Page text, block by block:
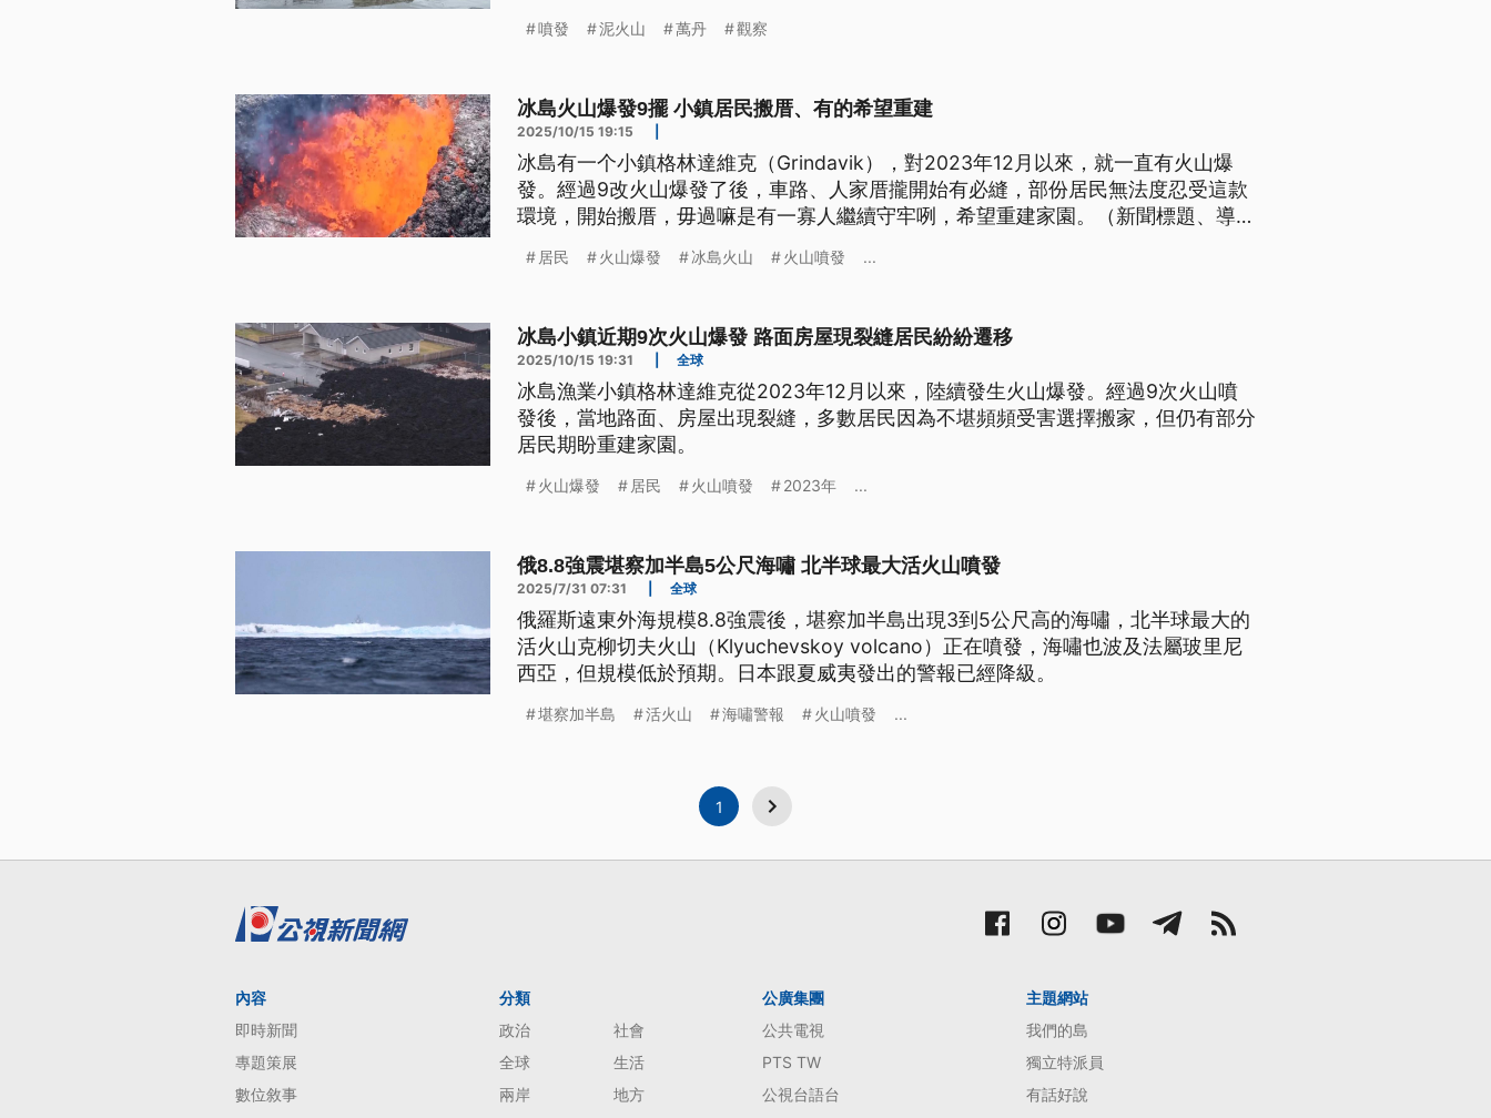
噴發 泥火山 萬丹 觀察
冰島火山爆發9擺 小鎮居民搬厝、有的希望重建
2025/10/15 19:15
冰島有一个小鎮格林達維克（Grindavik），對2023年12月以來，就一直有火山爆
發。經過9改火山爆發了後，車路、人家厝攏開始有必縫，部份居民無法度忍受這款
環境，開始搬厝，毋過嘛是有一寡人繼續守牢咧，希望重建家園。（新聞標題、導言
居民 火山爆發 冰島火山 火山噴發 ...
冰島小鎮近期9次火山爆發 路面房屋現裂縫居民紛紛遷移
2025/10/15 19:31 全球
冰島漁業小鎮格林達維克從2023年12月以來，陸續發生火山爆發。經過9次火山噴
發後，當地路面、房屋出現裂縫，多數居民因為不堪頻頻受害選擇搬家，但仍有部分
居民期盼重建家園。
火山爆發 居民 火山噴發 2023年 ...
俄8.8強震堪察加半島5公尺海嘯 北半球最大活火山噴發
2025/7/31 07:31 全球
俄羅斯遠東外海規模8.8強震後，堪察加半島出現3到5公尺高的海嘯，北半球最大的
活火山克柳切夫火山（Klyuchevskoy volcano）正在噴發，海嘯也波及法屬玻里尼
西亞，但規模低於預期。日本跟夏威夷發出的警報已經降級。
堪察加半島 活火山 海嘯警報 火山噴發 ...
1
內容
即時新聞
專題策展
數位敘事
分類
政治
社會
全球
生活
兩岸
地方
公廣集團
公共電視
PTS TW
公視台語台
主題網站
我們的島
獨立特派員
有話好說